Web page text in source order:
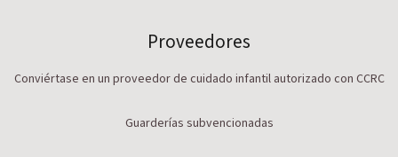
Proveedores
Conviértase en un proveedor de cuidado infantil autorizado con CCRC
Guarderías subvencionadas